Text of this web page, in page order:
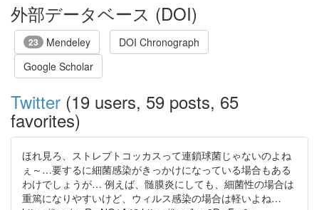
外部データベース (DOI)
23 Mendeley
DOI Chronograph
Google Scholar
Twitter (19 users, 59 posts, 65
favorites)
ほれ見ろ、ストレプトコッカスって連鎖球菌じゃないのよね
ぇ～…要するに細菌感染がきっかけになっている場合もある
わけでしょうが… 例えば、髄膜炎にしても、細菌性の場合は
重篤になりやすいけど、ウィルス感染の場合は軽いよね…